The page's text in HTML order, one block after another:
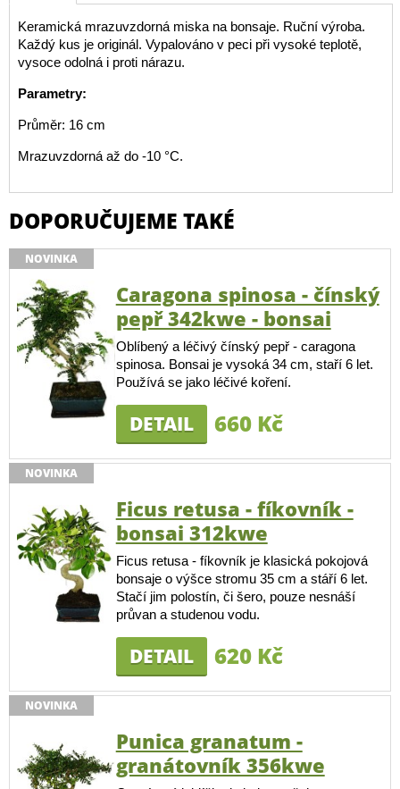
Keramická mrazuvzdorná miska na bonsaje. Ruční výroba.
Každý kus je originál. Vypalováno v peci při vysoké teplotě,
vysoce odolná i proti nárazu.
Parametry:
Průměr: 16 cm
Mrazuvzdorná až do -10 °C.
DOPORUČUJEME TAKÉ
NOVINKA
Caragona spinosa - čínský
pepř 342kwe - bonsai
Oblíbený a léčivý čínský pepř - caragona
spinosa. Bonsai je vysoká 34 cm, staří 6 let.
Používá se jako léčivé koření.
DETAIL 660 Kč
NOVINKA
Ficus retusa - fíkovník -
bonsai 312kwe
Ficus retusa - fíkovník je klasická pokojová
bonsaje o výšce stromu 35 cm a stáří 6 let.
Stačí jim polostín, či šero, pouze nesnáší
průvan a studenou vodu.
DETAIL 620 Kč
NOVINKA
Punica granatum -
granátovník 356kwe